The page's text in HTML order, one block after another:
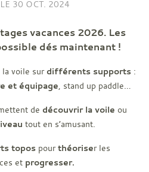
30 OCT. 2024
vacances 2026. Les
dés maintenant !
la voile sur différents supports:
et équipage, stand up paddle…
de découvrir la voile ou
tout en s’amusant.
topospourthéoriser les
et progresser.